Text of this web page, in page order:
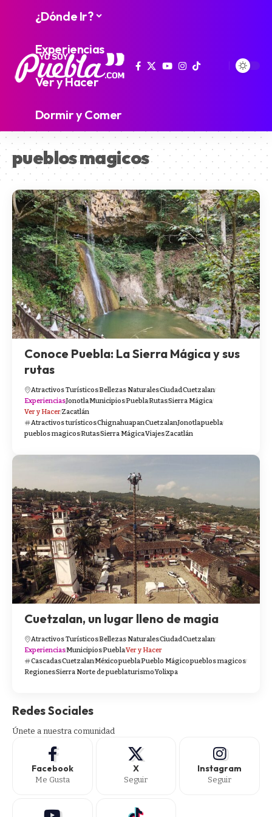
¿Dónde Ir?
Experiencias
Ver y Hacer
Dormir y Comer
pueblos magicos
Conoce Puebla: La Sierra Mágica y sus
rutas
Atractivos TurísticosBellezas NaturalesCiudadCuetzalan
ExperienciasJonotlaMunicipiosPueblaRutasSierra Mágica
Ver y HacerZacatlán
Atractivos turísticosChignahuapanCuetzalanJonotlapuebla
pueblos magicosRutasSierra MágicaViajesZacatlán
Cuetzalan, un lugar lleno de magia
Atractivos TurísticosBellezas NaturalesCiudadCuetzalan
ExperienciasMunicipiosPueblaVer y Hacer
CascadasCuetzalanMéxicopueblaPueblo Mágicopueblos magicos
RegionesSierra Norte de pueblaturismoYolixpa
Redes Sociales
Únete a nuestra comunidad
Facebook
Me Gusta
X
Seguir
Instagram
Seguir